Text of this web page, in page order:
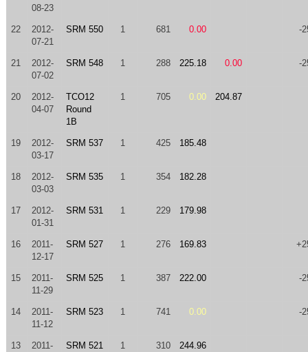
08-23
22
2012-
07-21
SRM 550 1 681 0.00 -
21
2012-
07-02
SRM 548 1 288 225.18 0.00 -
20
2012-
04-07
TCO12
Round
1B
1 705 0.00 204.87
19
2012-
03-17
SRM 537 1 425 185.48
18
2012-
03-03
SRM 535 1 354 182.28
17
2012-
01-31
SRM 531 1 229 179.98
16
2011-
12-17
SRM 527 1 276 169.83
15
2011-
11-29
SRM 525 1 387 222.00 -
14
2011-
11-12
SRM 523 1 741 0.00 -
13
2011-
SRM 521 1 310 244.96